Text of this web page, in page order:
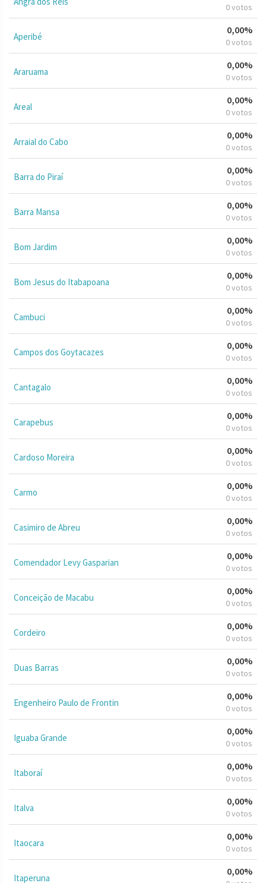
0 votos
Aperibé
0,00%
0 votos
Araruama
0,00%
0 votos
Areal
0,00%
0 votos
Arraial do Cabo
0,00%
0 votos
Barra do Piraí
0,00%
0 votos
Barra Mansa
0,00%
0 votos
Bom Jardim
0,00%
0 votos
Bom Jesus do Itabapoana
0,00%
0 votos
Cambuci
0,00%
0 votos
Campos dos Goytacazes
0,00%
0 votos
Cantagalo
0,00%
0 votos
Carapebus
0,00%
0 votos
Cardoso Moreira
0,00%
0 votos
Carmo
0,00%
0 votos
Casimiro de Abreu
0,00%
0 votos
Comendador Levy Gasparian
0,00%
0 votos
Conceição de Macabu
0,00%
0 votos
Cordeiro
0,00%
0 votos
Duas Barras
0,00%
0 votos
Engenheiro Paulo de Frontin
0,00%
0 votos
Iguaba Grande
0,00%
0 votos
Itaboraí
0,00%
0 votos
Italva
0,00%
0 votos
Itaocara
0,00%
0 votos
Itaperuna
0,00%